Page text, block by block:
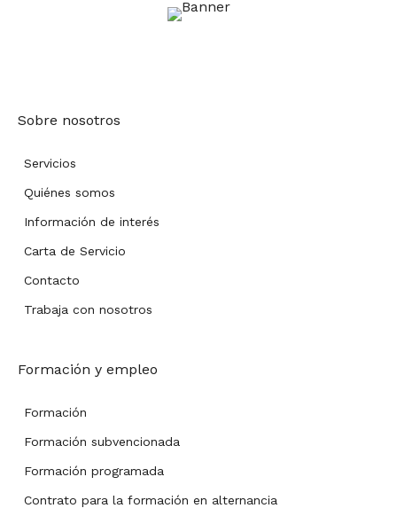
Sobre nosotros
Servicios
Quiénes somos
Información de interés
Carta de Servicio
Contacto
Trabaja con nosotros
Formación y empleo
Formación
Formación subvencionada
Formación programada
Contrato para la formación en alternancia